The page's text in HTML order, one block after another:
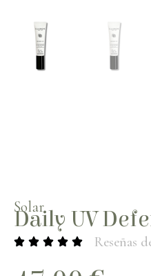
Solar
Daily UV
Reseñas